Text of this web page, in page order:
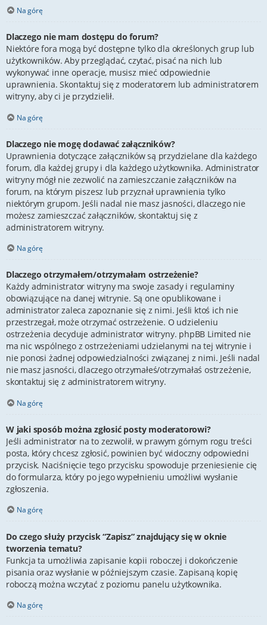
Na górę
Dlaczego nie mam dostępu do forum?
Niektóre fora mogą być dostępne tylko dla określonych grup lub
użytkowników. Aby przeglądać, czytać, pisać na nich lub
wykonywać inne operacje, musisz mieć odpowiednie
uprawnienia. Skontaktuj się z moderatorem lub administratorem
witryny, aby ci je przydzielił.
Na górę
Dlaczego nie mogę dodawać załączników?
Uprawnienia dotyczące załączników są przydzielane dla każdego
forum, dla każdej grupy i dla każdego użytkownika. Administrator
witryny mógł nie zezwolić na zamieszczanie załączników na
forum, na którym piszesz lub przyznał uprawnienia tylko
niektórym grupom. Jeśli nadal nie masz jasności, dlaczego nie
możesz zamieszczać załączników, skontaktuj się z
administratorem witryny.
Na górę
Dlaczego otrzymałem/otrzymałam ostrzeżenie?
Każdy administrator witryny ma swoje zasady i regulaminy
obowiązujące na danej witrynie. Są one opublikowane i
administrator zaleca zapoznanie się z nimi. Jeśli ktoś ich nie
przestrzegał, może otrzymać ostrzeżenie. O udzieleniu
ostrzeżenia decyduje administrator witryny. phpBB Limited nie
ma nic wspólnego z ostrzeżeniami udzielanymi na tej witrynie i
nie ponosi żadnej odpowiedzialności związanej z nimi. Jeśli nadal
nie masz jasności, dlaczego otrzymałeś/otrzymałaś ostrzeżenie,
skontaktuj się z administratorem witryny.
Na górę
W jaki sposób można zgłosić posty moderatorowi?
Jeśli administrator na to zezwolił, w prawym górnym rogu treści
posta, który chcesz zgłosić, powinien być widoczny odpowiedni
przycisk. Naciśnięcie tego przycisku spowoduje przeniesienie cię
do formularza, który po jego wypełnieniu umożliwi wysłanie
zgłoszenia.
Na górę
Do czego służy przycisk “Zapisz” znajdujący się w oknie
tworzenia tematu?
Funkcja ta umożliwia zapisanie kopii roboczej i dokończenie
pisania oraz wysłanie w późniejszym czasie. Zapisaną kopię
roboczą można wczytać z poziomu panelu użytkownika.
Na górę